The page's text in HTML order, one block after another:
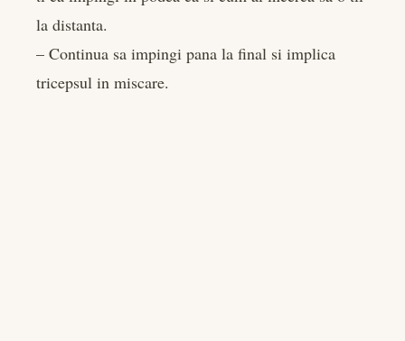
la distanta.
– Continua sa impingi pana la final si implica
tricepsul in miscare.